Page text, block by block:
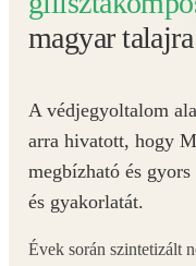
magyar
A védjegyoltalom
arra hivatott, hogy
megbízható és
és gyakorlatát.
Évek során szintetizált